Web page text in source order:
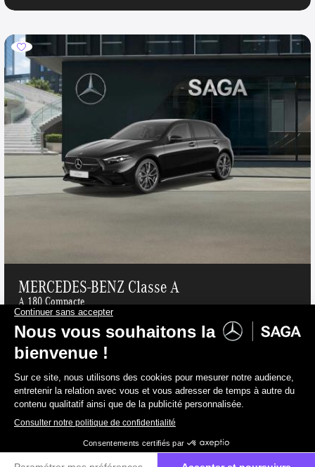
MERCEDES-BENZ Classe A
A 180 Compacte
39 000 € TVAC
32 231 €